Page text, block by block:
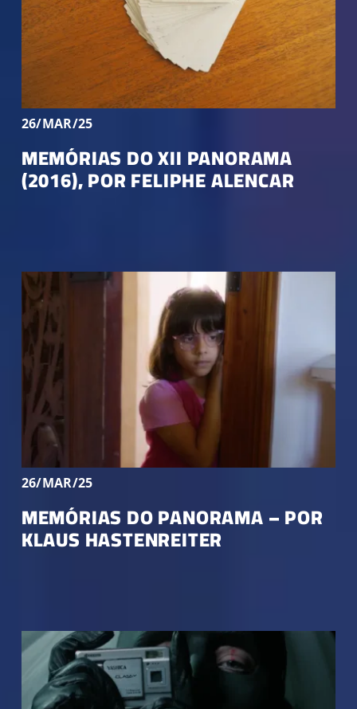
26/MAR/25
MEMÓRIAS DO XII PANORAMA
(2016), POR FELIPHE ALENCAR
26/MAR/25
MEMÓRIAS DO PANORAMA – POR
KLAUS HASTENREITER